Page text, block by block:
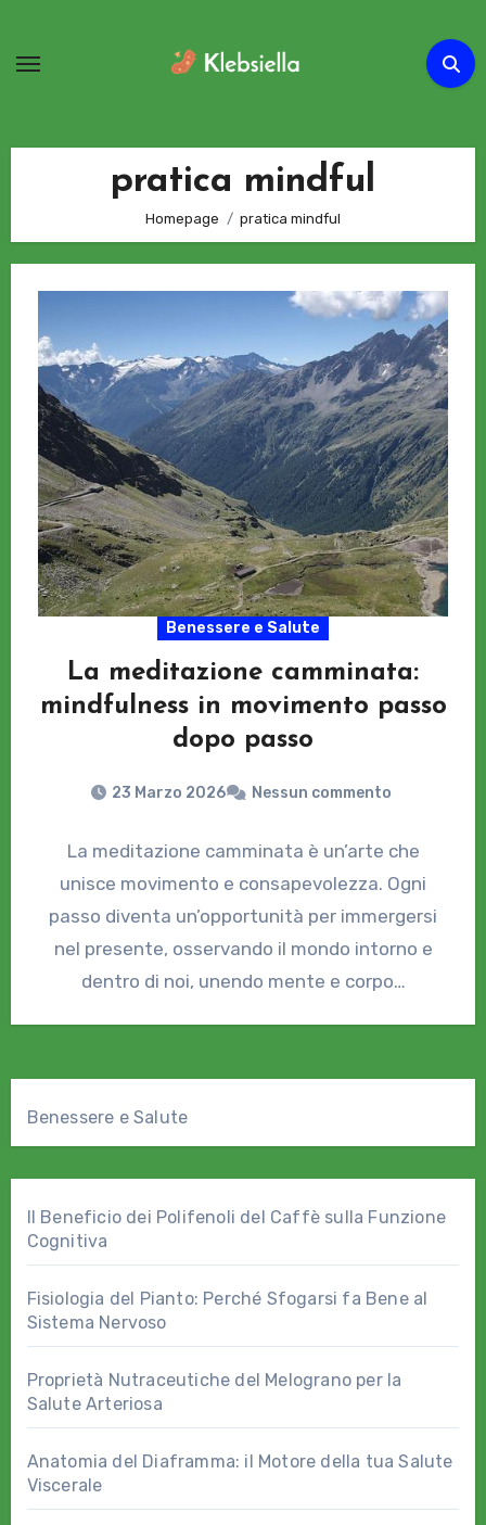
contenuto
pratica mindful
Homepage pratica mindful
Benessere e Salute
La meditazione camminata:
mindfulness in movimento passo
dopo passo
23 Marzo 2026 Nessun commento
La meditazione camminata è un’arte che
unisce movimento e consapevolezza. Ogni
passo diventa un’opportunità per immergersi
nel presente, osservando il mondo intorno e
dentro di noi, unendo mente e corpo…
Benessere e Salute
Il Beneficio dei Polifenoli del Caffè sulla Funzione
Cognitiva
Fisiologia del Pianto: Perché Sfogarsi fa Bene al
Sistema Nervoso
Proprietà Nutraceutiche del Melograno per la
Salute Arteriosa
Anatomia del Diaframma: il Motore della tua Salute
Viscerale